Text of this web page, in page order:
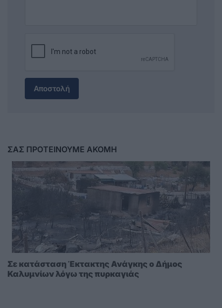
Αποστολή
ΣΑΣ ΠΡΟΤΕΙΝΟΥΜΕ ΑΚΟΜΗ
Σε κατάσταση Έκτακτης Ανάγκης ο Δήμος
Καλυμνίων λόγω της πυρκαγιάς